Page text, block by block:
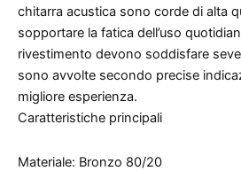
chitarra acustica sono corde di alta
sopportare la fatica dell’uso
rivestimento devono soddisfare
sono avvolte secondo precise
migliore esperienza.
Caratteristiche principali
Materiale: Bronzo 80/20